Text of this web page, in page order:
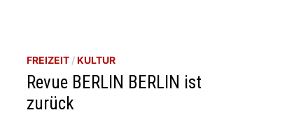
FREIZEIT /KULTUR
Revue BERLIN BERLIN ist
zurück